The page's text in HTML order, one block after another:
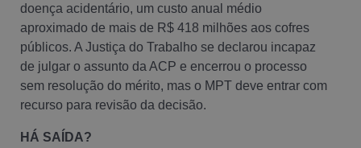
doença acidentário, um custo anual médio
aproximado de mais de R$ 418 milhões aos cofres
públicos. A Justiça do Trabalho se declarou incapaz
de julgar o assunto da ACP e encerrou o processo
sem resolução do mérito, mas o MPT deve entrar com
recurso para revisão da decisão.
HÁ SAÍDA?